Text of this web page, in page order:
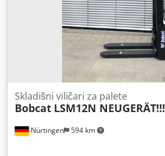
Nürtingen 594 km
Skladišni viličari za palete
Bobcat LSM12N NEUGERÄT!!!